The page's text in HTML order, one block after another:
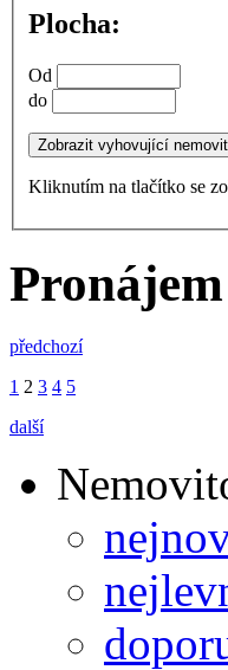
Plocha:
Od
do
Kliknutím na tlačítko se
předchozí
1 2 3 4 5
další